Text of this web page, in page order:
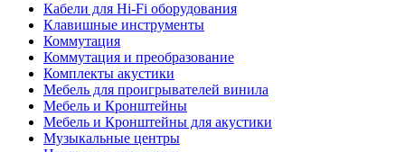
Кабели для Hi-Fi оборудования
Клавишные инструменты
Коммутация
Коммутация и преобразование
Комплекты акустики
Мебель для проигрывателей винила
Мебель и Кронштейны
Мебель и Кронштейны для акустики
Музыкальные центры